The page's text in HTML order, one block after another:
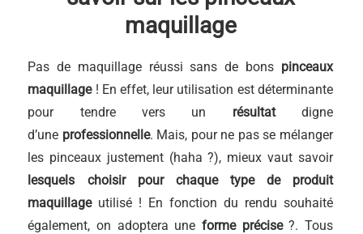
maquillage
Pas de maquillage réussi sans de bons pinceaux
maquillage! En effet, leur utilisation est déterminante
pour tendre vers un résultat digne
d’une professionnelle. Mais, pour ne pas se mélanger
les pinceaux justement (haha ?), mieux vaut savoir
lesquels choisir pour chaque type de produit
maquillageutilisé ! En fonction du rendu souhaité
également, on adoptera une forme précise?. Tous